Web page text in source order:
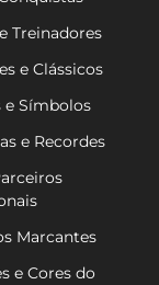
Treinadores
e Clássicos
e Símbolos
e Recordes
Marcantes
e Cores do